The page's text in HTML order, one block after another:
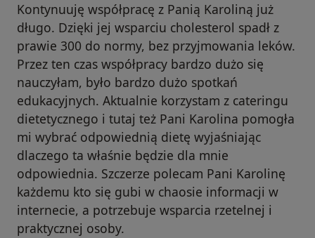
Kontynuuję współpracę z Panią Karoliną już
długo. Dzięki jej wsparciu cholesterol spadł z
prawie 300 do normy, bez przyjmowania leków.
Przez ten czas współpracy bardzo dużo się
nauczyłam, było bardzo dużo spotkań
edukacyjnych. Aktualnie korzystam z cateringu
dietetycznego i tutaj też Pani Karolina pomogła
mi wybrać odpowiednią dietę wyjaśniając
dlaczego ta właśnie będzie dla mnie
odpowiednia. Szczerze polecam Pani Karolinę
każdemu kto się gubi w chaosie informacji w
internecie, a potrzebuje wsparcia rzetelnej i
praktycznej osoby.